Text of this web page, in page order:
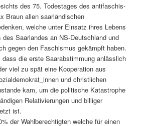
des 75. Todestages des antifaschis­
Braun allen saar­ländis­chen
welche unter Ein­satz ihres Lebens
Saar­lan­des an NS-Deutsch­land und
gegen den Faschis­mus gekämpft haben.
dass die erste Saarab­stim­mung anlässlich
viel zu spät eine Koop­er­a­tion aus
und christlichen
kam, um die poli­tis­che Katas­tro­phe
Rel­a­tivierun­gen und bil­liger
ist.
der Wahlberechtigten welche für einen